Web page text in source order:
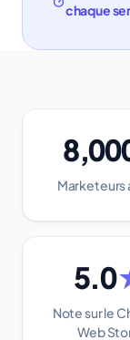
chaque
Marketeurs
5.0
Note sur le
Web